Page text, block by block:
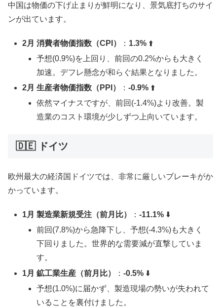
中国は物価の下げ止まりが鮮明になり、景気底打ちのサイ
ンが出ています。
2月 消費者物価指数（CPI） ： 1.3% ⬆️
予想(0.9%)を上回り、前回の0.2%からも大きく
加速。デフレ懸念が和らぐ結果となりました。
2月 生産者物価指数（PPI）
：-0.9% ⬆️
依然マイナスですが、前回(-1.4%)より改善。製
造業のコスト環境が少しずつ上向いています。
🇩🇪 ドイツ
欧州最大の経済国ドイツでは、非常に厳しいブレーキがか
かっています。
1月 製造業新規受注（前月比） ：-11.1% ⬇️
前回(7.8%)から急降下し、予想(-4.3%)も大きく
下回りました。世界的な需要減が直撃していま
す。
1月 鉱工業生産（前月比）
：-0.5% ⬇️
予想(1.0%)に届かず、製造現場の勢いが失われて
いることを裏付けました。